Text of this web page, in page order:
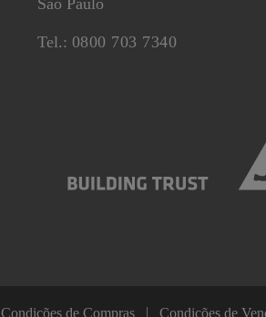
São Paulo
Tel.: 0800 703 7340
Condições de Compras Condições de